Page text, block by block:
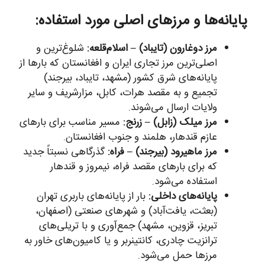
پایانه‌ها و مرزهای اصلی مورد استفاده:
مرز دوغارون (تایباد) – اسلام‌قلعه: شلوغ‌ترین و
اصلی‌ترین مرز تجاری ایران و افغانستان که بارها از
پایانه‌های شرق کشور (مشهد، تایباد، بیرجند)
تجمیع و به مقصد هرات، کابل، مزارشریف و سایر
ولایات ارسال می‌شوند.
مرز میلک (زابل) – زرنج: مسیر مناسب برای بارهای
عازم قندهار، هلمند و جنوب افغانستان.
مرز ماهیرود (بیرجند) – فراه: گذرگاهی نسبتاً جدید
که برای بارهای مقصد فراه، نیمروز و قندهار
استفاده می‌شود.
پایانه‌های داخلی: بار از پایانه‌های باربری تهران
(بعثت، یافت‌آباد) و شهرهای صنعتی (اصفهان،
تبریز، قزوین، مشهد) جمع‌آوری و با تریلی‌های
ترانزیت چادری، کانتینربر و یا کامیون‌های خاور به
مرزها حمل می‌شود.